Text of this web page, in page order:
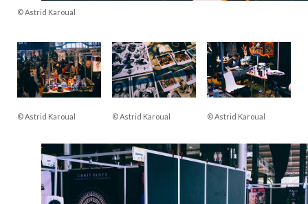
© Astrid Karoual
© Astrid Karoual © Astrid Karoual © Astrid Karoual